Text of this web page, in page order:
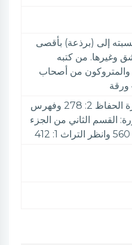
إلى (برذعة) بأقصى
وغيرها. من كتبه
والمتروكون من أصحاب
الأعلام 3: 99& تذكرة الحفاظ 2: 278 وفهرس
القسم الثاني من الجزء